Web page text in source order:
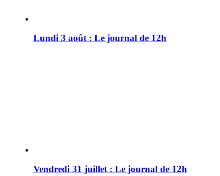
Lundi 3 août : Le journal de 12h
Vendredi 31 juillet : Le journal de 12h